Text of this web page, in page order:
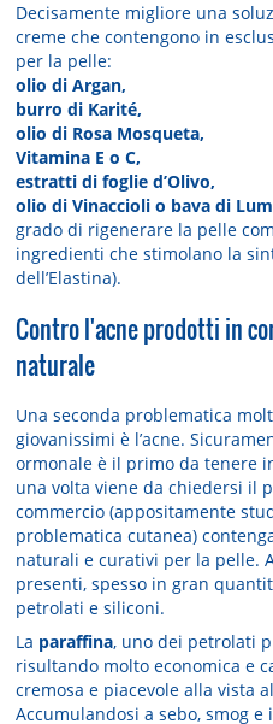
Decisamente migliore una
creme che contengono in
per la pelle:
olio di Argan,
burro di Karité,
olio di Rosa Mosqueta,
Vitamina E o C,
estratti di foglie d’Olivo,
olio di Vinaccioli o bava di
grado di rigenerare la pelle
ingredienti che stimolano la
dell’Elastina).
Contro l'acne prodotti in
naturale
Una seconda problematica
giovanissimi è l’acne.
ormonale è il primo da tenere
una volta viene da chiedersi il
commercio (appositamente
problematica cutanea)
naturali e curativi per la pelle.
presenti, spesso in gran
petrolati e siliconi.
La paraffina, uno dei petrolati
risultando molto economica e
cremosa e piacevole alla vista
Accumulandosi a sebo, smog